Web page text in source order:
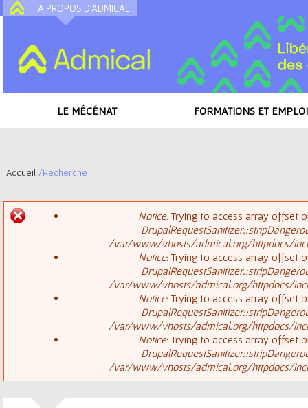
A PROPOS D'ADMICAL
LE MÉCÉNAT FORMATIONS ET
Accueil /Recherche
Notice: Trying to access array offset
/var/www/vhosts/admical.org/httpdocs/
Notice: Trying to access array offset
/var/www/vhosts/admical.org/httpdocs/
Notice: Trying to access array offset
/var/www/vhosts/admical.org/httpdocs/
Notice: Trying to access array offset
/var/www/vhosts/admical.org/httpdocs/